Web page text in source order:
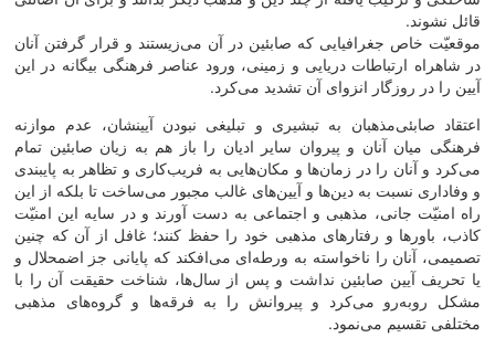
قائل نشوند.
موقعیّت خاص جغرافیایی که صابئین در آن می‌‌زیستند و قرار گرفتن آنان
در شاهراه ارتباطات دریایی و زمینی، ورود عناصر فرهنگی بیگانه در این
آیین را در روزگار انزوای آن تشدید می‌‌کرد.
اعتقاد صابئی‌‌مذهبان به تبشیری و تبلیغی نبودن آیینشان، عدم موازنه
فرهنگی میان آنان و پیروان سایر ادیان را باز هم به زیان صابئین تمام
می‌‌کرد و آنان را در زمان‌‌ها و مکان‌‌هایی به فریب‌‌کاری و تظاهر به پایبندی
و وفاداری نسبت به دین‌‌ها و آیین‌‌های غالب مجبور می‌‌ساخت تا بلکه از این
راه امنیّت جانی، مذهبی و اجتماعی به دست آورند و در سایه این امنیّت
کاذب، باورها و رفتارهای مذهبی خود را حفظ کنند؛ غافل از آن که چنین
تصمیمی، آنان را ناخواسته به ورطه‌‌ای می‌‌افکند که پایانی جز اضمحلال و
یا تحریف آیین صابئین نداشت و پس از سال‌‌ها، شناخت حقیقت آن را با
مشکل روبه‌رو می‌کرد و پیروانش را به فرقه‌‌ها و گروه‌‌های مذهبی
مختلفی تقسیم می‌‌نمود.